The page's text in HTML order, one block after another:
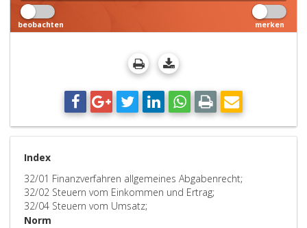
beobachten merken
Index
32/01 Finanzverfahren allgemeines Abgabenrecht;
32/02 Steuern vom Einkommen und Ertrag;
32/04 Steuern vom Umsatz;
Norm